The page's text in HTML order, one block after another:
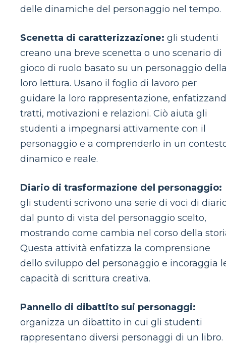
delle dinamiche del personaggio nel tempo.
Scenetta di caratterizzazione: gli studenti
creano una breve scenetta o uno scenario di
gioco di ruolo basato su un personaggio
loro lettura. Usano il foglio di lavoro per
guidare la loro rappresentazione,
tratti, motivazioni e relazioni. Ciò aiuta gli
studenti a impegnarsi attivamente con il
personaggio e a comprenderlo in un
dinamico e reale.
Diario di trasformazione del personaggio:
gli studenti scrivono una serie di voci di
dal punto di vista del personaggio scelto,
mostrando come cambia nel corso della
Questa attività enfatizza la comprensione
dello sviluppo del personaggio e incoraggia
capacità di scrittura creativa.
Pannello di dibattito sui personaggi:
organizza un dibattito in cui gli studenti
rappresentano diversi personaggi di un libro.